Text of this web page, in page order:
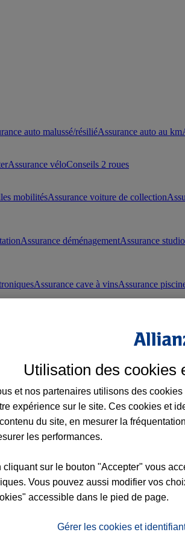
auto malussé/résiliéAssurance auto au km
Assurance véloConseils 2 roues
mobilitésAssurance voiture de collection
Assurance déménagementAssurance studio
Assurance cave à vinsAssurance
Conseils santé
Assurance chat
Conseils animal de compagnie
particuliers Protection juridique
Utilisation des cookies
et nos partenaires utilisons des
expérience sur le site. Ces cookies et
du site, en mesurer la
les performances.
cliquant sur le bouton "Accepter" vous
Vous pouvez aussi modifier vos
accessible dans le pied de page.
Gérer les cookies et